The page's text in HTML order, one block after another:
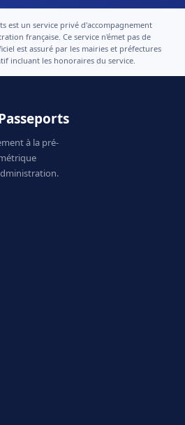
est un service privé d'accompagnement
française. Ce service n'émet pas de
est assuré par les mairies et préfectures
incluant les honoraires du service.
à la pré-